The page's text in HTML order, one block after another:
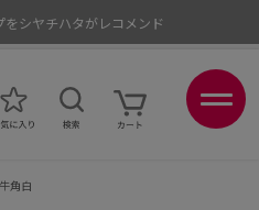
シヤチハタがレコメンド
牛角白